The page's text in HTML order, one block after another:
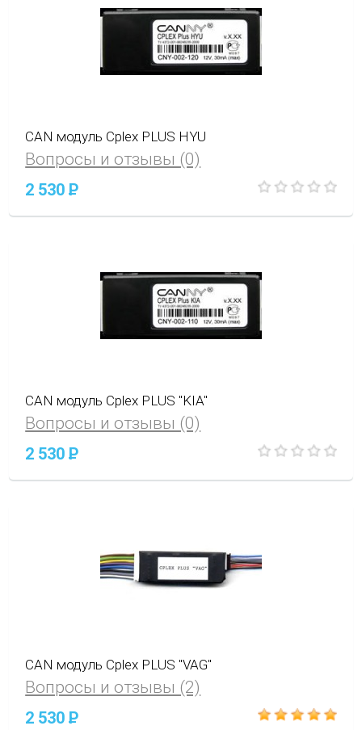
CAN модуль Cplex PLUS HYU
Вопросы и отзывы (0)
2 530P
CAN модуль Cplex PLUS "KIA"
Вопросы и отзывы (0)
2 530P
CAN модуль Cplex PLUS "VAG"
Вопросы и отзывы (2)
2 530P